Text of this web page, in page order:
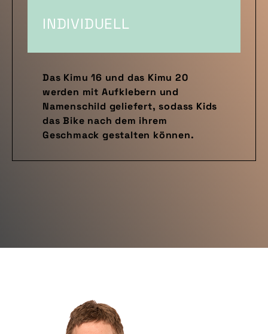
INDIVIDUELL
Das Kimu 16 und das Kimu 20
werden mit Aufklebern und
Namenschild geliefert, sodass Kids
das Bike nach dem ihrem
Geschmack gestalten können.